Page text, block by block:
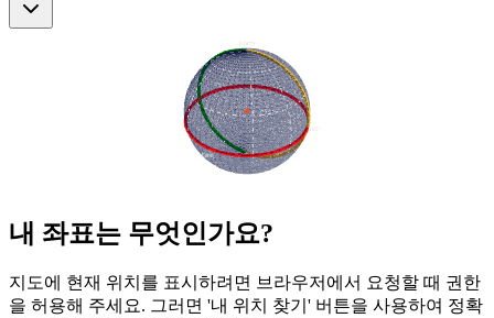
내 좌표는 무엇인가요?
지도에 현재 위치를 표시하려면 브라우저에서 요청할 때 권한
을 허용해 주세요. 그러면 '내 위치 찾기' 버튼을 사용하여 정확